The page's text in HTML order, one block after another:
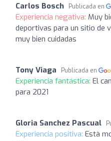
Carlos Bosch Publicada en
Experiencia negativa: Muy
deportivas para un sitio de
muy bien cuidadas
Tony Viaga Publicada en
Experiencia fantástica: El
para 2021
Gloria Sanchez Pascual
Experiencia positiva: Està